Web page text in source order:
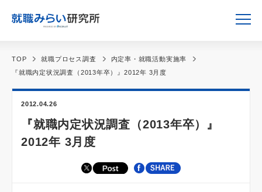
TOP 就職プロセス調査
内定率・就職活動実施率
『就職内定状況調査（2013年卒）』2012年 3月度
2012.04.26
『就職内定状況調査（2013年卒）』
2012年 3月度